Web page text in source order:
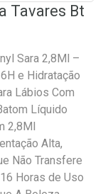
Tavares Bt
Sara 2,8Ml –
e Hidratação
Lábios Com
Líquido
2,8Ml
Alta,
Não Transfere
Horas de Uso